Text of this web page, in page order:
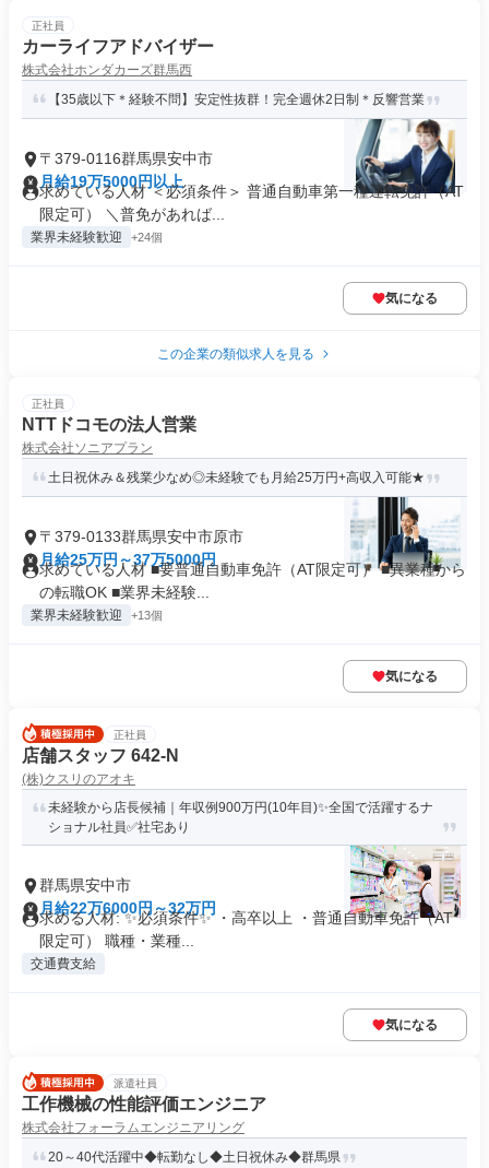
正社員
カーライフアドバイザー
株式会社ホンダカーズ群馬西
【35歳以下＊経験不問】安定性抜群！完全週休2日制＊反響営業
〒379-0116群馬県安中市
月給19万5000円以上
求めている人材 ＜必須条件＞ 普通自動車第一種運転免許（AT
限定可） ＼普免があれば...
業界未経験歓迎 +24個
気になる
この企業の類似求人を見る
正社員
NTTドコモの法人営業
株式会社ソニアプラン
土日祝休み＆残業少なめ◎未経験でも月給25万円+高収入可能★
〒379-0133群馬県安中市原市
月給25万円～37万5000円
求めている人材 ■要普通自動車免許（AT限定可） ■異業種から
の転職OK ■業界未経験...
業界未経験歓迎 +13個
気になる
正社員
店舗スタッフ 642-N
(株)クスリのアオキ
未経験から店長候補｜年収例900万円(10年目)✨全国で活躍するナ
ショナル社員✅社宅あり
群馬県安中市
月給22万6000円～32万円
求める人材: ✨必須条件✨ ・高卒以上 ・普通自動車免許（AT
限定可） 職種・業種...
交通費支給
気になる
派遣社員
工作機械の性能評価エンジニア
株式会社フォーラムエンジニアリング
20～40代活躍中◆転勤なし◆土日祝休み◆群馬県